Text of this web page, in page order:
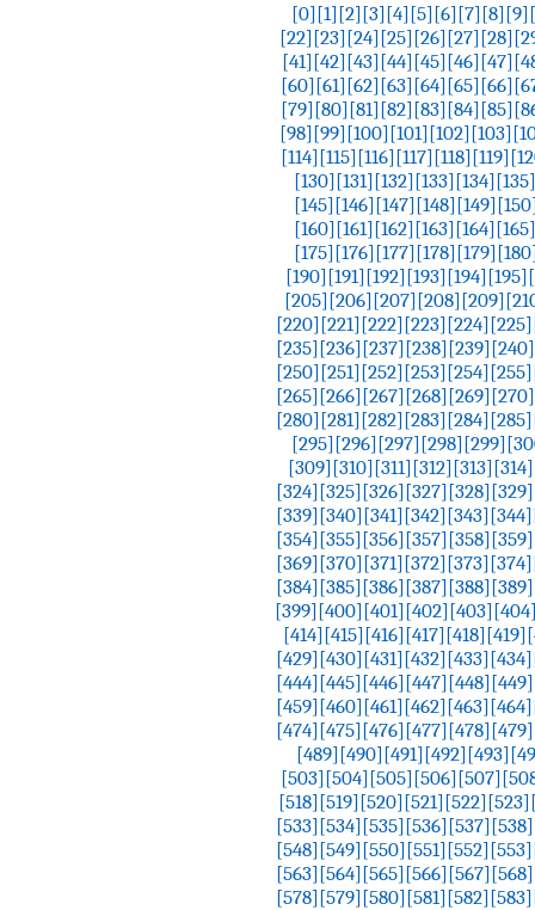
[0][1][2][3][4][5][6][7][8][9]
[22][23][24][25][26][27][28]
[41][42][43][44][45][46][47]
[60][61][62][63][64][65][66]
[79][80][81][82][83][84][85]
[98][99][100][101][102][103]
[114][115][116][117][118][119]
[130][131][132][133][134][135]
[145][146][147][148][149]
[160][161][162][163][164][165]
[175][176][177][178][179]
[190][191][192][193][194][195]
[205][206][207][208][209]
[220][221][222][223][224][225]
[235][236][237][238][239][240]
[250][251][252][253][254][255]
[265][266][267][268][269][270]
[280][281][282][283][284][285]
[295][296][297][298][299]
[309][310][311][312][313][314]
[324][325][326][327][328][329]
[339][340][341][342][343][344]
[354][355][356][357][358][359]
[369][370][371][372][373][374]
[384][385][386][387][388][389]
[399][400][401][402][403]
[414][415][416][417][418][419]
[429][430][431][432][433][434]
[444][445][446][447][448][449]
[459][460][461][462][463][464]
[474][475][476][477][478][479]
[489][490][491][492][493]
[503][504][505][506][507]
[518][519][520][521][522][523]
[533][534][535][536][537][538]
[548][549][550][551][552][553]
[563][564][565][566][567][568]
[578][579][580][581][582][583]